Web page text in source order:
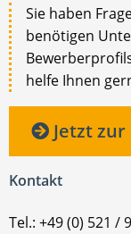
Sie haben
benötigen
helfe Ihnen
Jetzt zur
Kontakt
Tel.: +49 (0) 521 /